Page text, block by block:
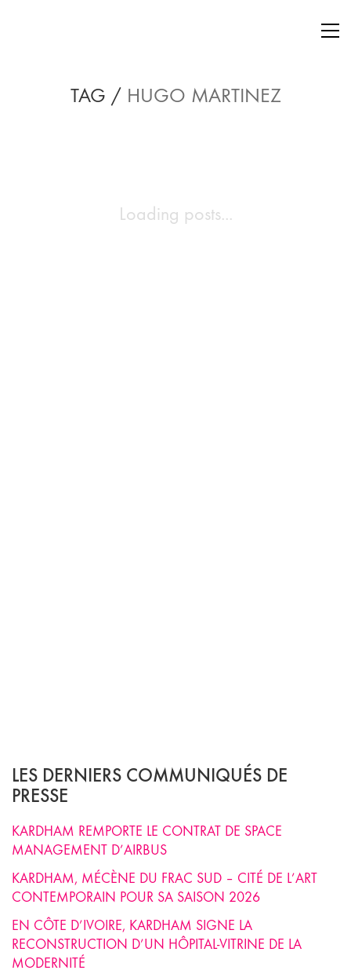
TAG / HUGO MARTINEZ
Loading posts...
LES DERNIERS COMMUNIQUÉS DE
PRESSE
KARDHAM REMPORTE LE CONTRAT DE SPACE
MANAGEMENT D’AIRBUS
KARDHAM, MÉCÈNE DU FRAC SUD – CITÉ DE L’ART
CONTEMPORAIN POUR SA SAISON 2026
EN CÔTE D’IVOIRE, KARDHAM SIGNE LA
RECONSTRUCTION D’UN HÔPITAL-VITRINE DE LA
MODERNITÉ